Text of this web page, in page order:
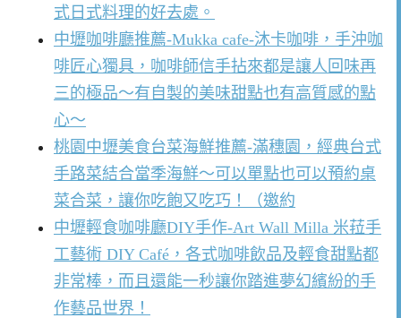
式日式料理的好去處。
中壢咖啡廳推薦-Mukka cafe-沐卡咖啡，手沖咖
啡匠心獨具，咖啡師信手拈來都是讓人回味再
三的極品～有自製的美味甜點也有高質感的點
心～
桃園中壢美食台菜海鮮推薦-滿穗園，經典台式
手路菜結合當季海鮮～可以單點也可以預約桌
菜合菜，讓你吃飽又吃巧！（邀約
中壢輕食咖啡廳DIY手作-Art Wall Milla 米菈手
工藝術 DIY Café，各式咖啡飲品及輕食甜點都
非常棒，而且還能一秒讓你踏進夢幻繽紛的手
作藝品世界！